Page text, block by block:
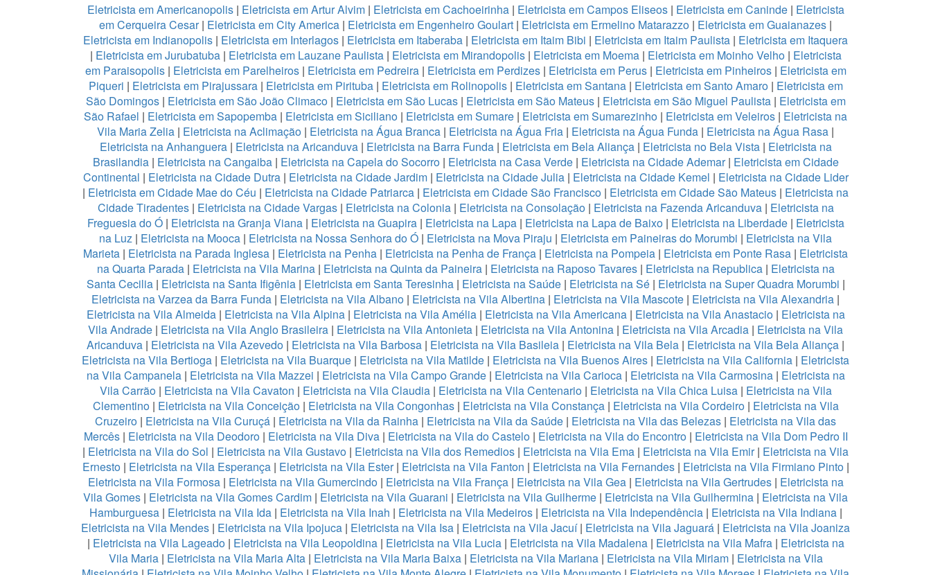
Eletricista em Americanopolis | Eletricista em Artur Alvim | Eletricista em Cachoeirinha| Eletricista em Campos Eliseos | Eletricista em Caninde| Eletricista
em Cerqueira Cesar| Eletricista em City America | Eletricista em Engenheiro Goulart | Eletricista em Ermelino Matarazzo | Eletricista em Guaianazes |
Eletricista em Indianopolis | Eletricista em Interlagos | Eletricista em Itaberaba | Eletricista em Itaim Bibi | Eletricista em Itaim Paulista | Eletricista em Itaquera
| Eletricista em Jurubatuba| Eletricista em Lauzane Paulista | Eletricista em Mirandopolis| Eletricista em Moema| Eletricista em Moinho Velho | Eletricista
em Paraisopolis| Eletricista em Parelheiros| Eletricista em Pedreira| Eletricista em Perdizes| Eletricista em Perus| Eletricista em Pinheiros| Eletricista em
Piqueri | Eletricista em Pirajussara| Eletricista em Pirituba| Eletricista em Rolinopolis| Eletricista em Santana| Eletricista em Santo Amaro| Eletricista em
São Domingos| Eletricista em São João Climaco| Eletricista em São Lucas| Eletricista em São Mateus | Eletricista em São Miguel Paulista| Eletricista em
São Rafael | Eletricista em Sapopemba | Eletricista em Siciliano | Eletricista em Sumare | Eletricista em Sumarezinho | Eletricista em Veleiros | Eletricista na
Vila Maria Zelia | Eletricista na Aclimação | Eletricista na Água Branca | Eletricista na Água Fria | Eletricista na Água Funda | Eletricista na Água Rasa |
Eletricista na Anhanguera| Eletricista na Aricanduva| Eletricista na Barra Funda | Eletricista em Bela Aliança | Eletricista no Bela Vista| Eletricista na
Brasilandia| Eletricista na Cangaiba| Eletricista na Capela do Socorro | Eletricista na Casa Verde| Eletricista na Cidade Ademar| Eletricista em Cidade
Continental | Eletricista na Cidade Dutra | Eletricista na Cidade Jardim| Eletricista na Cidade Julia | Eletricista na Cidade Kemel | Eletricista na Cidade Lider
| Eletricista em Cidade Mae do Céu | Eletricista na Cidade Patriarca | Eletricista em Cidade São Francisco | Eletricista em Cidade São Mateus | Eletricista na
Cidade Tiradentes| Eletricista na Cidade Vargas | Eletricista na Colonia| Eletricista na Consolação | Eletricista na Fazenda Aricanduva| Eletricista na
Freguesia do Ó| Eletricista na Granja Viana| Eletricista na Guapira| Eletricista na Lapa| Eletricista na Lapa de Baixo | Eletricista na Liberdade | Eletricista
na Luz | Eletricista na Mooca | Eletricista na Nossa Senhora do Ó | Eletricista na Mova Piraju | Eletricista em Paineiras do Morumbi | Eletricista na Vila
Marieta | Eletricista na Parada Inglesa | Eletricista na Penha | Eletricista na Penha de França | Eletricista na Pompeia | Eletricista em Ponte Rasa | Eletricista
na Quarta Parada| Eletricista na Vila Marina| Eletricista na Quinta da Paineira| Eletricista na Raposo Tavares| Eletricista na Republica| Eletricista na
Santa Cecilia| Eletricista na Santa Ifigênia | Eletricista em Santa Teresinha| Eletricista na Saúde| Eletricista na Sé| Eletricista na Super Quadra Morumbi |
Eletricista na Varzea da Barra Funda | Eletricista na Vila Albano | Eletricista na Vila Albertina | Eletricista na Vila Mascote | Eletricista na Vila Alexandria |
Eletricista na Vila Almeida | Eletricista na Vila Alpina | Eletricista na Vila Amélia | Eletricista na Vila Americana| Eletricista na Vila Anastacio| Eletricista na
Vila Andrade | Eletricista na Vila Anglo Brasileira | Eletricista na Vila Antonieta | Eletricista na Vila Antonina | Eletricista na Vila Arcadia | Eletricista na Vila
Aricanduva | Eletricista na Vila Azevedo | Eletricista na Vila Barbosa | Eletricista na Vila Basileia | Eletricista na Vila Bela | Eletricista na Vila Bela Aliança |
Eletricista na Vila Bertioga | Eletricista na Vila Buarque | Eletricista na Vila Matilde | Eletricista na Vila Buenos Aires | Eletricista na Vila California | Eletricista
na Vila Campanela| Eletricista na Vila Mazzei | Eletricista na Vila Campo Grande| Eletricista na Vila Carioca| Eletricista na Vila Carmosina| Eletricista na
Vila Carrão| Eletricista na Vila Cavaton | Eletricista na Vila Claudia| Eletricista na Vila Centenario| Eletricista na Vila Chica Luisa | Eletricista na Vila
Clementino| Eletricista na Vila Conceição| Eletricista na Vila Congonhas| Eletricista na Vila Constança| Eletricista na Vila Cordeiro| Eletricista na Vila
Cruzeiro | Eletricista na Vila Curuçá | Eletricista na Vila da Rainha | Eletricista na Vila da Saúde | Eletricista na Vila das Belezas | Eletricista na Vila das
Mercês| Eletricista na Vila Deodoro| Eletricista na Vila Diva| Eletricista na Vila do Castelo| Eletricista na Vila do Encontro| Eletricista na Vila Dom Pedro II
| Eletricista na Vila do Sol | Eletricista na Vila Gustavo | Eletricista na Vila dos Remedios | Eletricista na Vila Ema | Eletricista na Vila Emir| Eletricista na Vila
Ernesto| Eletricista na Vila Esperança| Eletricista na Vila Ester| Eletricista na Vila Fanton | Eletricista na Vila Fernandes| Eletricista na Vila Firmiano Pinto|
Eletricista na Vila Formosa| Eletricista na Vila Gumercindo| Eletricista na Vila França| Eletricista na Vila Gea| Eletricista na Vila Gertrudes| Eletricista na
Vila Gomes | Eletricista na Vila Gomes Cardim | Eletricista na Vila Guarani | Eletricista na Vila Guilherme | Eletricista na Vila Guilhermina | Eletricista na Vila
Hamburguesa| Eletricista na Vila Ida| Eletricista na Vila Inah | Eletricista na Vila Medeiros| Eletricista na Vila Independência| Eletricista na Vila Indiana|
Eletricista na Vila Mendes | Eletricista na Vila Ipojuca | Eletricista na Vila Isa | Eletricista na Vila Jacuí| Eletricista na Vila Jaguará | Eletricista na Vila Joaniza
| Eletricista na Vila Lageado| Eletricista na Vila Leopoldina| Eletricista na Vila Lucia| Eletricista na Vila Madalena| Eletricista na Vila Mafra | Eletricista na
Vila Maria| Eletricista na Vila Maria Alta| Eletricista na Vila Maria Baixa| Eletricista na Vila Mariana| Eletricista na Vila Miriam| Eletricista na Vila